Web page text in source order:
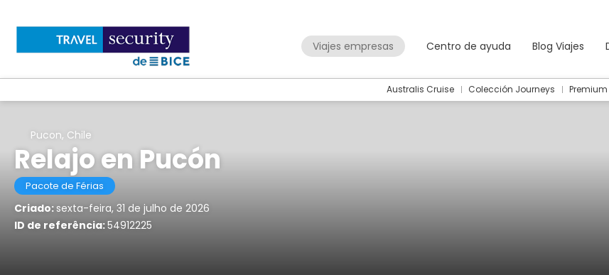
Viajes empresas Centro de ayuda Blog Viajes
Australis Cruise Colección Journeys
Pucon, Chile
Relajo en Pucón
Pacote de Férias
Criado:sexta-feira, 31 de julho de 2026
ID de referência:54912225